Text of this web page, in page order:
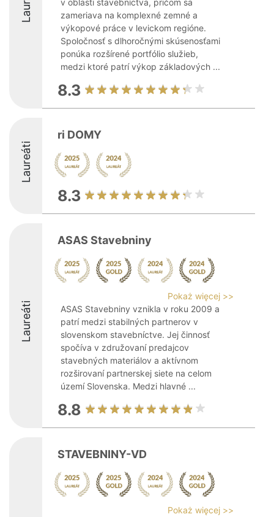
v oblasti stavebníctva, pričom sa
zameriava na komplexné zemné a
výkopové práce v levickom regióne.
Spoločnosť s dlhoročnými skúsenosťami
ponúka rozšírené portfólio služieb,
medzi ktoré patrí výkop základových ...
8.3
Laureáti
ri DOMY
8.3
Laureáti
ASAS Stavebniny
Pokaż więcej >>
ASAS Stavebniny vznikla v roku 2009 a
patrí medzi stabilných partnerov v
slovenskom stavebníctve. Jej činnosť
spočíva v združovaní predajcov
stavebných materiálov a aktívnom
rozširovaní partnerskej siete na celom
území Slovenska. Medzi hlavné ...
8.8
STAVEBNINY-VD
Pokaż więcej >>